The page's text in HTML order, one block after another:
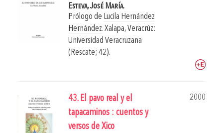
Esteva, José María.
Prólogo de Lucila Hernández
Hernández.Xalapa, Veracrúz:
Universidad Veracruzana
(Rescate; 42).
43. El pavo real y el
tapacaminos : cuentos y
versos de Xico
2000